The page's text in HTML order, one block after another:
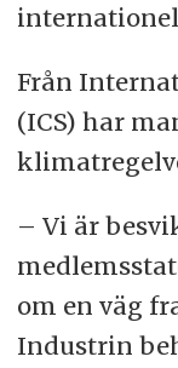
Från
(ICS) har
– Vi är
om en väg
Industrin